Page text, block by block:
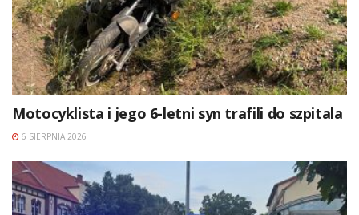
Motocyklista i jego 6-letni syn trafili do szpitala
6 SIERPNIA 2026